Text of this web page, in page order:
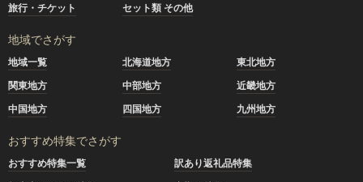
旅行・チケット
セット類 その他
地域でさがす
地域一覧 北海道地方
東北地方
関東地方
中部地方
近畿地方
中国地方
四国地方 九州地方
おすすめ特集でさがす
おすすめ特集一覧
訳あり返礼品特集